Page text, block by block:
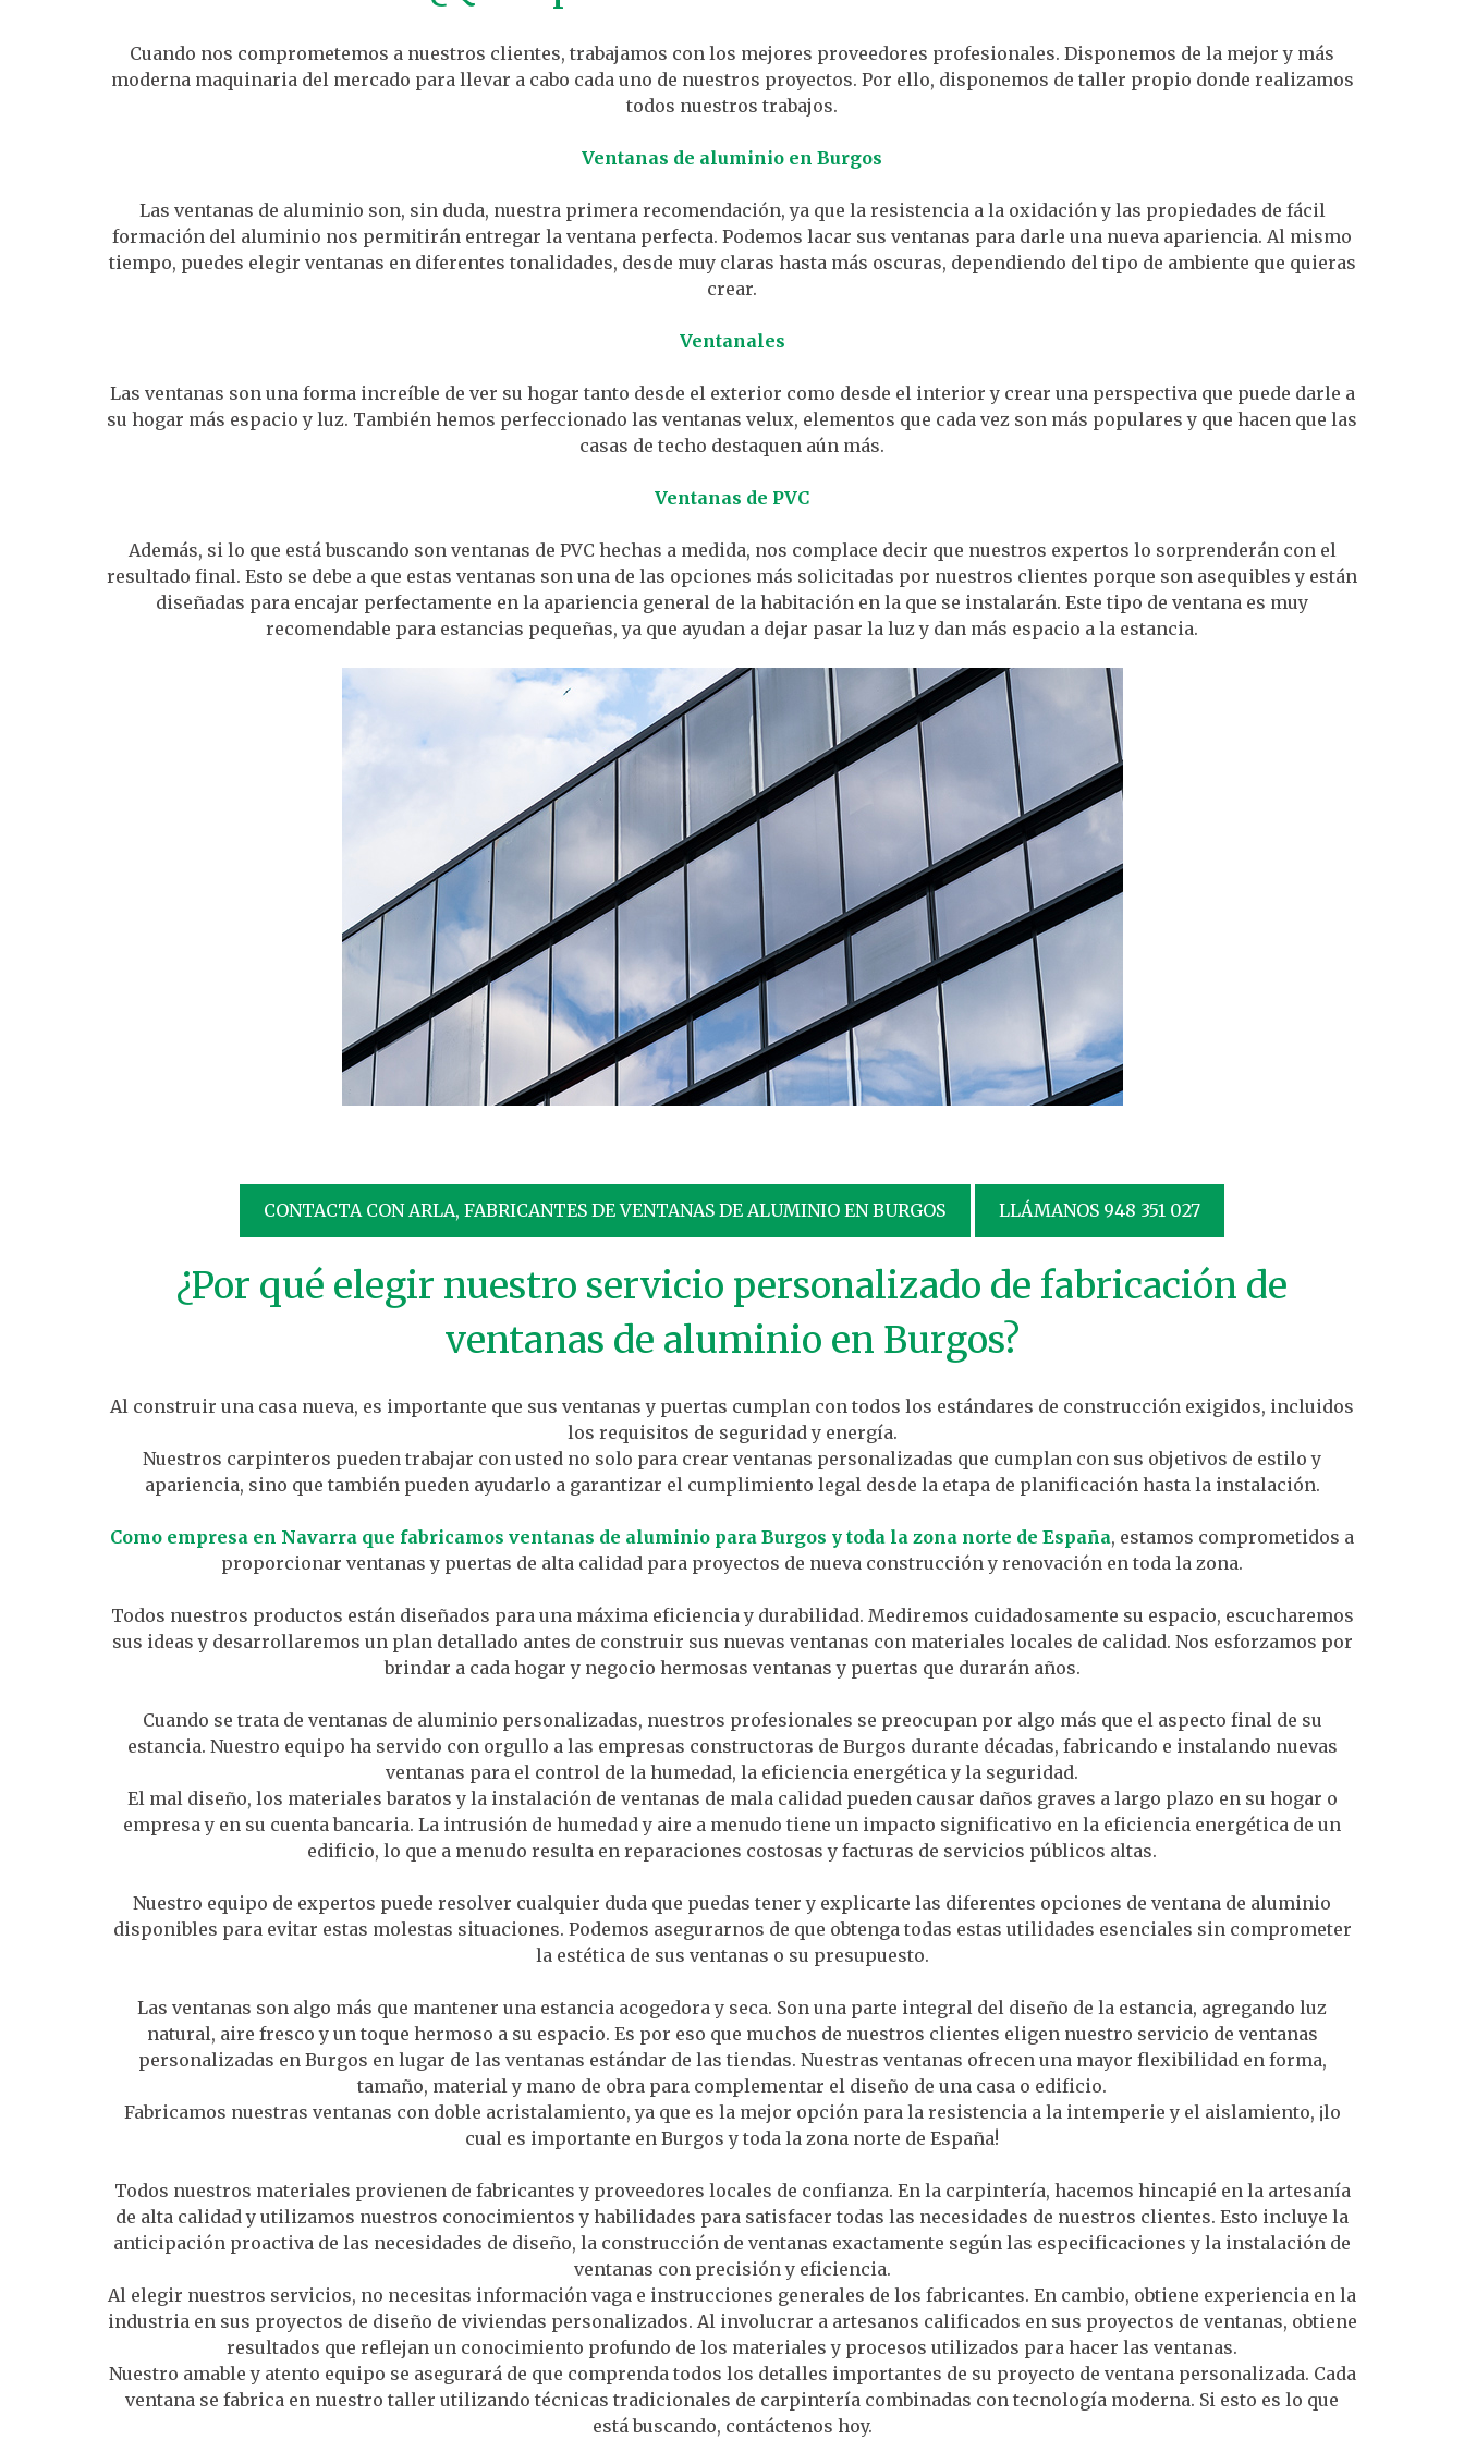
Cuando nos comprometemos a nuestros clientes, trabajamos con los mejores proveedores profesionales. Disponemos de la mejor y más
moderna maquinaria del mercado para llevar a cabo cada uno de nuestros proyectos. Por ello, disponemos de taller propio donde realizamos
todos nuestros trabajos.
Ventanas de aluminio en Burgos
Las ventanas de aluminio son, sin duda, nuestra primera recomendación, ya que la resistencia a la oxidación y las propiedades de fácil
formación del aluminio nos permitirán entregar la ventana perfecta. Podemos lacar sus ventanas para darle una nueva apariencia. Al mismo
tiempo, puedes elegir ventanas en diferentes tonalidades, desde muy claras hasta más oscuras, dependiendo del tipo de ambiente que quieras
crear.​
Ventanales
Las ventanas son una forma increíble de ver su hogar tanto desde el exterior como desde el interior y crear una perspectiva que puede darle a
su hogar más espacio y luz. También hemos perfeccionado las ventanas velux, elementos que cada vez son más populares y que hacen que las
casas de techo destaquen aún más.​
Ventanas de PVC
Además, si lo que está buscando son ventanas de PVC hechas a medida, nos complace decir que nuestros expertos lo sorprenderán con el
resultado final. Esto se debe a que estas ventanas son una de las opciones más solicitadas por nuestros clientes porque son asequibles y están
diseñadas para encajar perfectamente en la apariencia general de la habitación en la que se instalarán. Este tipo de ventana es muy
recomendable para estancias pequeñas, ya que ayudan a dejar pasar la luz y dan más espacio a la estancia.
CONTACTA CON ARLA, FABRICANTES DE VENTANAS DE ALUMINIO EN BURGOS LLÁMANOS 948 351 027
¿Por qué elegir nuestro servicio personalizado de fabricación de
ventanas de aluminio en Burgos?
Al construir una casa nueva, es importante que sus ventanas y puertas cumplan con todos los estándares de construcción exigidos, incluidos
los requisitos de seguridad y energía.
Nuestros carpinteros pueden trabajar con usted no solo para crear ventanas personalizadas que cumplan con sus objetivos de estilo y
apariencia, sino que también pueden ayudarlo a garantizar el cumplimiento legal desde la etapa de planificación hasta la instalación.
Como empresa en Navarra que fabricamos ventanas de aluminio para Burgos y toda la zona norte de España, estamos comprometidos a
proporcionar ventanas y puertas de alta calidad para proyectos de nueva construcción y renovación en toda la zona.
Todos nuestros productos están diseñados para una máxima eficiencia y durabilidad. Mediremos cuidadosamente su espacio, escucharemos
sus ideas y desarrollaremos un plan detallado antes de construir sus nuevas ventanas con materiales locales de calidad. Nos esforzamos por
brindar a cada hogar y negocio hermosas ventanas y puertas que durarán años.
Cuando se trata de ventanas de aluminio personalizadas, nuestros profesionales se preocupan por algo más que el aspecto final de su
estancia. Nuestro equipo ha servido con orgullo a las empresas constructoras de Burgos durante décadas, fabricando e instalando nuevas
ventanas para el control de la humedad, la eficiencia energética y la seguridad.
El mal diseño, los materiales baratos y la instalación de ventanas de mala calidad pueden causar daños graves a largo plazo en su hogar o
empresa y en su cuenta bancaria. La intrusión de humedad y aire a menudo tiene un impacto significativo en la eficiencia energética de un
edificio, lo que a menudo resulta en reparaciones costosas y facturas de servicios públicos altas.
Nuestro equipo de expertos puede resolver cualquier duda que puedas tener y explicarte las diferentes opciones de ventana de aluminio
disponibles para evitar estas molestas situaciones. Podemos asegurarnos de que obtenga todas estas utilidades esenciales sin comprometer
la estética de sus ventanas o su presupuesto.
Las ventanas son algo más que mantener una estancia acogedora y seca. Son una parte integral del diseño de la estancia, agregando luz
natural, aire fresco y un toque hermoso a su espacio. Es por eso que muchos de nuestros clientes eligen nuestro servicio de ventanas
personalizadas en Burgos en lugar de las ventanas estándar de las tiendas. Nuestras ventanas ofrecen una mayor flexibilidad en forma,
tamaño, material y mano de obra para complementar el diseño de una casa o edificio.
Fabricamos nuestras ventanas con doble acristalamiento, ya que es la mejor opción para la resistencia a la intemperie y el aislamiento, ¡lo
cual es importante en Burgos y toda la zona norte de España!
Todos nuestros materiales provienen de fabricantes y proveedores locales de confianza. En la carpintería, hacemos hincapié en la artesanía
de alta calidad y utilizamos nuestros conocimientos y habilidades para satisfacer todas las necesidades de nuestros clientes. Esto incluye la
anticipación proactiva de las necesidades de diseño, la construcción de ventanas exactamente según las especificaciones y la instalación de
ventanas con precisión y eficiencia.
Al elegir nuestros servicios, no necesitas información vaga e instrucciones generales de los fabricantes. En cambio, obtiene experiencia en la
industria en sus proyectos de diseño de viviendas personalizados. Al involucrar a artesanos calificados en sus proyectos de ventanas, obtiene
resultados que reflejan un conocimiento profundo de los materiales y procesos utilizados para hacer las ventanas.
Nuestro amable y atento equipo se asegurará de que comprenda todos los detalles importantes de su proyecto de ventana personalizada. Cada
ventana se fabrica en nuestro taller utilizando técnicas tradicionales de carpintería combinadas con tecnología moderna. Si esto es lo que
está buscando, contáctenos hoy.